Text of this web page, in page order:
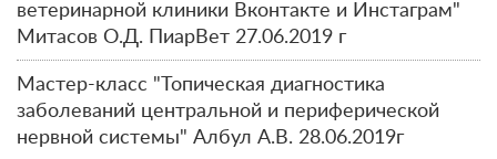
ветеринарной клиники Вконтакте и Инстаграм"
Митасов О.Д. ПиарВет 27.06.2019 г
Мастер-класс "Топическая диагностика
заболеваний центральной и периферической
нервной системы" Албул А.В. 28.06.2019г